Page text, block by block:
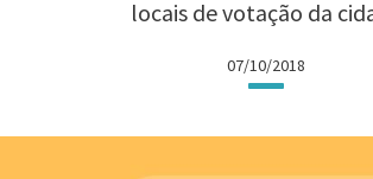
locais de votação da
07/10/2018